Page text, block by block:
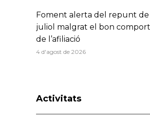
Foment alerta del repunt de
juliol malgrat el bon
de l’afiliació
4 d'agost de 2026
Activitats